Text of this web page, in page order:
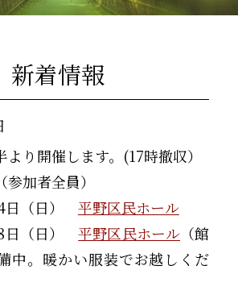
新着情報
り開催します。(17時撤収）
加者全員）
日（日） 平野区民ホール
8日（日）平野区民ホール （館
中。暖かい服装でお越しくだ